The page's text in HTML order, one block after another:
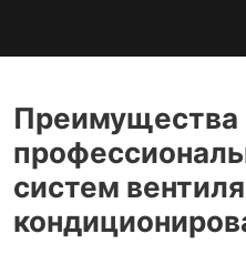
Преимущества
систем